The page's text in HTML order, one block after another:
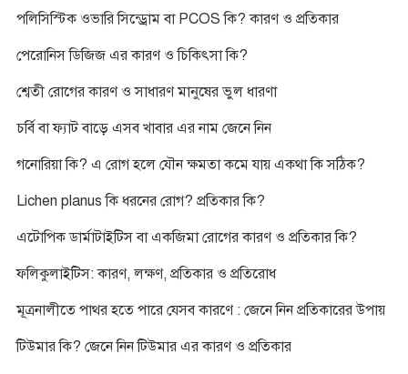
পলিসিস্টিক ওভারি সিন্ড্রোম বা PCOS কি? কারণ ও প্রতিকার
পেরোনিস ডিজিজ এর কারণ ও চিকিৎসা কি?
শ্বেতী রোগের কারণ ও সাধারণ মানুষের ভুল ধারণা
চর্বি বা ফ্যাট বাড়ে এসব খাবার এর নাম জেনে নিন
গনোরিয়া কি? এ রোগ হলে যৌন ক্ষমতা কমে যায় একথা কি সঠিক?
Lichen planus কি ধরনের রোগ? প্রতিকার কি?
এটোপিক ডার্মাটাইটিস বা একজিমা রোগের কারণ ও প্রতিকার কি?
ফলিকুলাইটিস: কারণ, লক্ষণ, প্রতিকার ও প্রতিরোধ
মূত্রনালীতে পাথর হতে পারে যেসব কারণে : জেনে নিন প্রতিকারের উপায়
টিউমার কি? জেনে নিন টিউমার এর কারণ ও প্রতিকার